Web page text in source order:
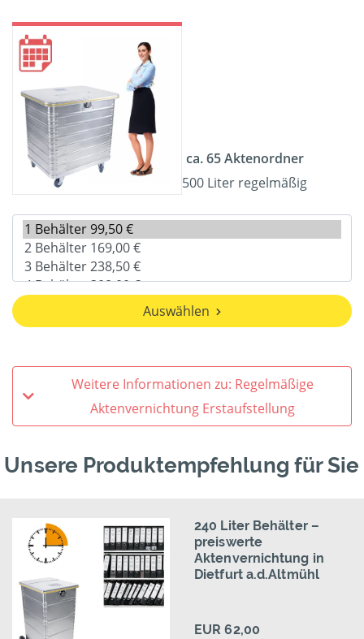
ca. 65 Aktenordner
500 Liter regelmäßig
Auswählen
Weitere Informationen zu: Regelmäßige
Aktenvernichtung Erstaufstellung
Unsere Produktempfehlung für Sie
240 Liter Behälter –
preiswerte
Aktenvernichtung in
Dietfurt a.d.Altmühl
EUR 62,00